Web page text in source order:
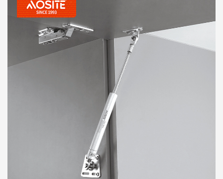
는 사람들에게 이상적인 선택입니다.